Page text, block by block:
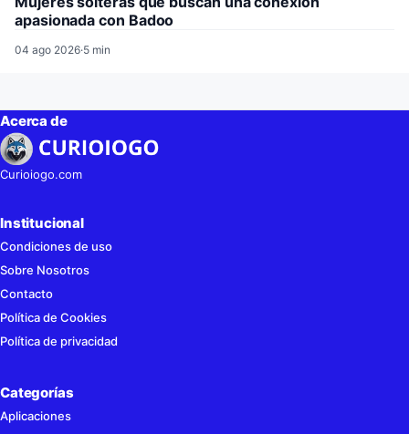
apasionada con Badoo
04 ago 2026·5 min
Acerca de
Curioiogo.com
Institucional
Condiciones de uso
Sobre Nosotros
Contacto
Política de Cookies
Política de privacidad
Categorías
Aplicaciones